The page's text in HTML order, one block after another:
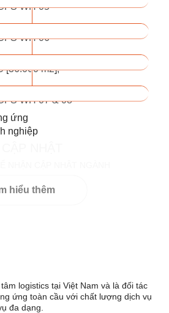
WH 05
WH 06
[36.000 m2],
ứng
WH 07 & 08
nghiệp
hiểu thêm
logistics tại Việt Nam và là đối tác
ứng toàn cầu với chất lượng dịch vụ
đa dạng.